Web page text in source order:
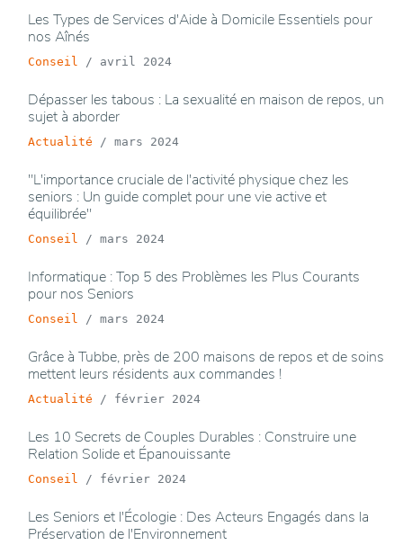
Les Types de Services d'Aide à Domicile Essentiels pour
nos Aînés
Conseil / avril 2024
Dépasser les tabous : La sexualité en maison de repos, un
sujet à aborder
Actualité / mars 2024
"L'importance cruciale de l'activité physique chez les
seniors : Un guide complet pour une vie active et
équilibrée"
Conseil / mars 2024
Informatique : Top 5 des Problèmes les Plus Courants
pour nos Seniors
Conseil / mars 2024
Grâce à Tubbe, près de 200 maisons de repos et de soins
mettent leurs résidents aux commandes !
Actualité / février 2024
Les 10 Secrets de Couples Durables : Construire une
Relation Solide et Épanouissante
Conseil / février 2024
Les Seniors et l'Écologie : Des Acteurs Engagés dans la
Préservation de l'Environnement